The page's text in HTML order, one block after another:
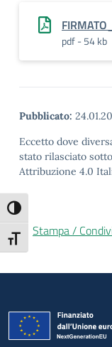
Attiva/disattiva alto
Attiva/disattiva
pdf - 54 kb
Pubblicato:
Eccetto dove
stato rilasciato
Attribuzione 4.0
Stampa /